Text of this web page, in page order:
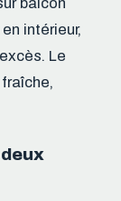
intérieur,
Le